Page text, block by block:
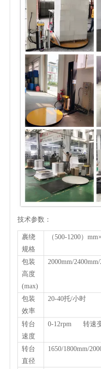
技术参数：
裹绕
规格
（500-1200）
包装
高度
(max)
2000mm/
包装
效率
20-40托/小时
转台
速度
0-12rpm 转速
转台
直径
1650/1800mm/